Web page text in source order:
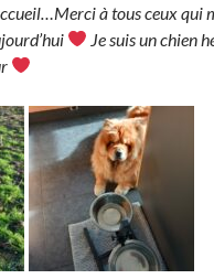
à tous ceux qui
Je suis un chien